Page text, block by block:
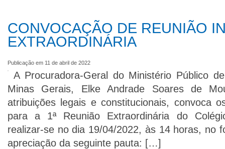
CONVOCAÇÃO DE REUNIÃO
EXTRAORDINÁRIA
Publicação em 11 de abril de 2022
A Procuradora-Geral do Ministério Público
Minas Gerais, Elke Andrade Soares de
atribuições legais e constitucionais, convoca
para a 1ª Reunião Extraordinária do
realizar-se no dia 19/04/2022, às 14 horas, no
apreciação da seguinte pauta: […]